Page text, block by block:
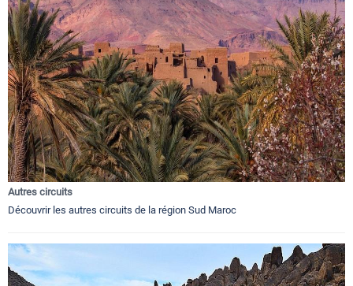
Autres circuits
Découvrir les autres circuits de la région Sud Maroc